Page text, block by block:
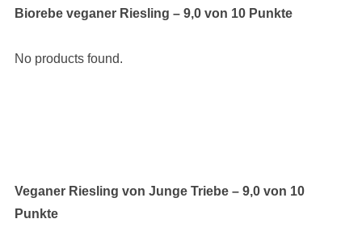
Biorebe veganer Riesling – 9,0 von 10 Punkte
No products found.
Veganer Riesling von Junge Triebe – 9,0 von 10
Punkte